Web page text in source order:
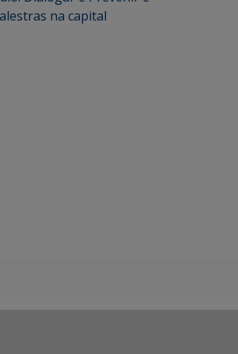
na capital